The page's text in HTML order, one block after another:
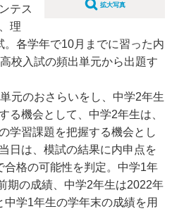
拡大写真
テス
理
各学年で10月までに習った内
校入試の頻出単元から出題す
元のおさらいをし、中学2年生
る機会として、中学2年生は、
学習課題を把握する機会とし
日は、模試の結果に内申点を
合格の可能性を判定。中学1年
期の成績、中学2年生は2022年
学1年生の学年末の成績を用